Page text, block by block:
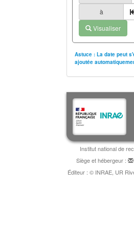
à
Visualiser
Astuce : La date peut
ajoutée
Institut national de
Siège et hébergeur :
Éditeur : © INRAE, UR